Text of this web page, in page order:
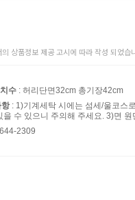
상품정보 제공 고시에 따라 작성 되었습
치수 : 허리단면32cm 총기장42cm
: 1)기계세탁 시에는 섬세/울코스
을 수 있으니 주의해 주세요. 3)면
2309